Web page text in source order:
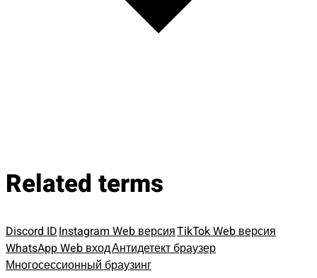
Related terms
Discord IDInstagram Web версияTikTok Web версия
WhatsApp Web входАнтидетект браузер
Многосессионный браузинг